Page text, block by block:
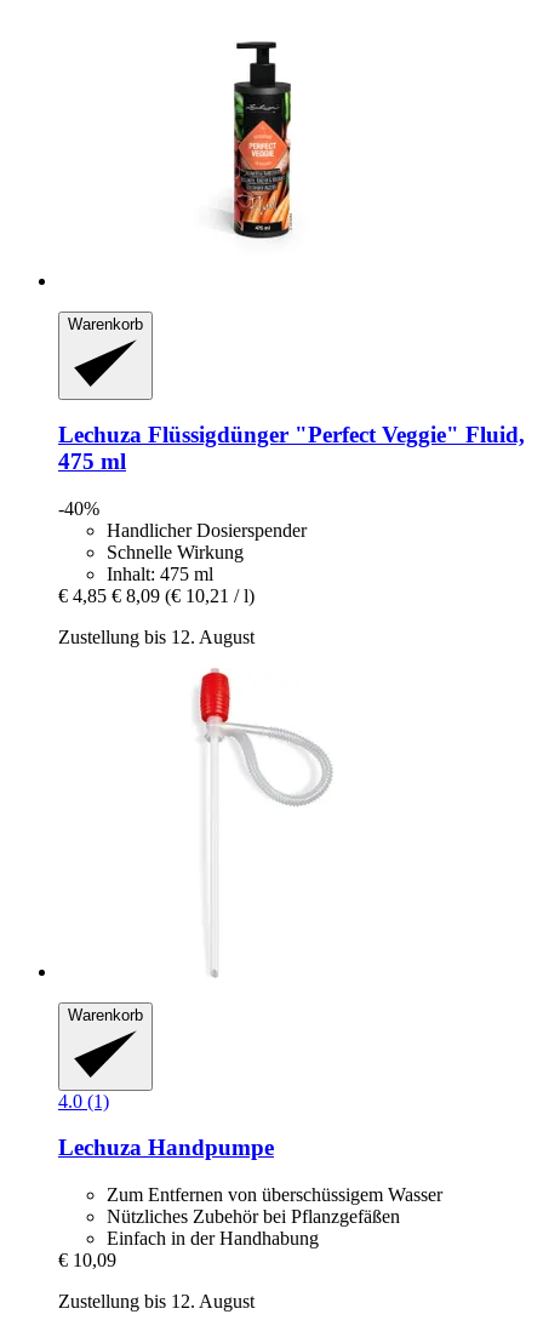
Warenkorb
Lechuza Flüssigdünger "Perfect Veggie" Fluid,
475 ml
-40%
Handlicher Dosierspender
Schnelle Wirkung
Inhalt: 475 ml
€ 4,85 € 8,09 (€ 10,21 / l)
Zustellung bis 12. August
Warenkorb
4.0 (1)
Lechuza Handpumpe
Zum Entfernen von überschüssigem Wasser
Nützliches Zubehör bei Pflanzgefäßen
Einfach in der Handhabung
€ 10,09
Zustellung bis 12. August